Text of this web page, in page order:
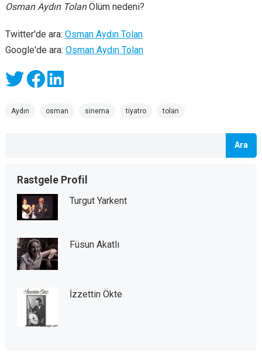
Osman Aydın TolanÖlüm nedeni?
Twitter'de ara: Osman Aydın Tolan
Google'de ara: Osman Aydın Tolan
Aydın osman sinema tiyatro tolan
Ara
Rastgele Profil
Turgut Yarkent
Füsun Akatlı
İzzettin Ökte